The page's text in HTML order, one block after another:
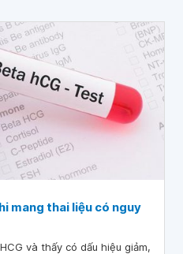
mang thai liệu có nguy
và thấy có dấu hiệu giảm,